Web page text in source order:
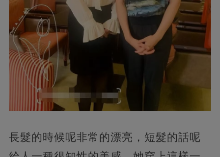
長髮的時候呢非常的漂亮，短髮的話呢